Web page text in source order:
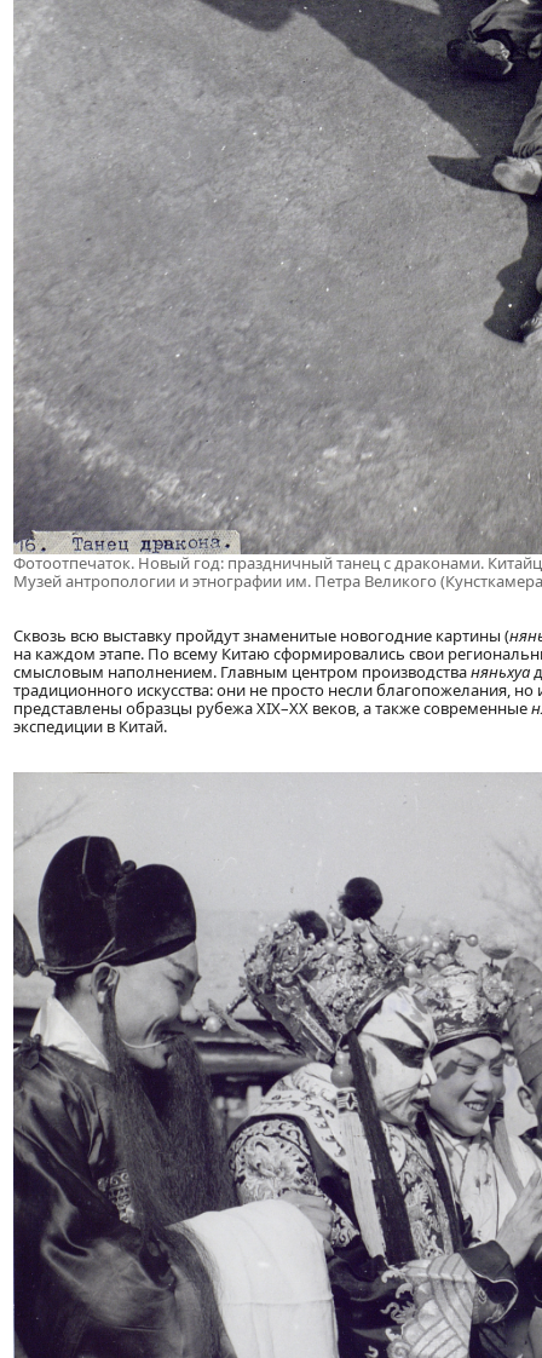
Фотоотпечаток. Новый год: праздничный танец с драконами.
Музей антропологии и этнографии им. Петра Великого
Сквозь всю выставку пройдут знаменитые новогодние картины (
на каждом этапе. По всему Китаю сформировались свои
смысловым наполнением. Главным центром производстваняньхуа
традиционного искусства: они не просто несли благопожелания,
представлены образцы рубежа XIX–XX веков, а также современные
экспедиции в Китай.